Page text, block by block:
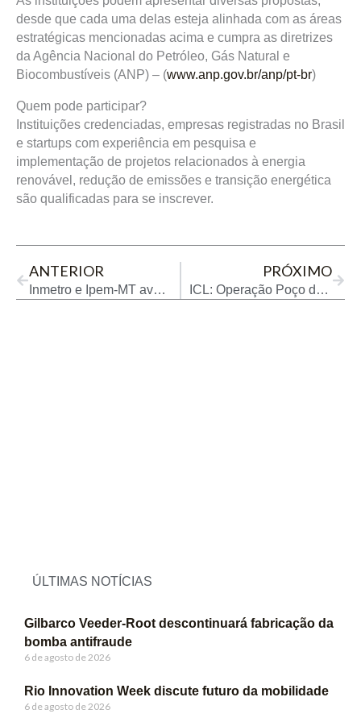
desde que cada uma delas esteja alinhada com as áreas
estratégicas mencionadas acima e cumpra as diretrizes
da Agência Nacional do Petróleo, Gás Natural e
Biocombustíveis (ANP) – (www.anp.gov.br/anp/pt-br)
Quem pode participar?
Instituições credenciadas, empresas registradas no Brasil
e startups com experiência em pesquisa e
implementação de projetos relacionados à energia
renovável, redução de emissões e transição energética
são qualificadas para se inscrever.
ANTERIOR
Inmetro e Ipem-MT avançam no alinhamento técnico para enfrentar fraudes eletrônicas em bombas de combustíveis
PRÓXIMO
ICL: Operação Poço de Lobato confirma necessidade imediata de aprovar o PLP do Devedor Contumaz
ÚLTIMAS NOTÍCIAS
Gilbarco Veeder-Root descontinuará fabricação da
bomba antifraude
6 de agosto de 2026
Rio Innovation Week discute futuro da mobilidade
6 de agosto de 2026